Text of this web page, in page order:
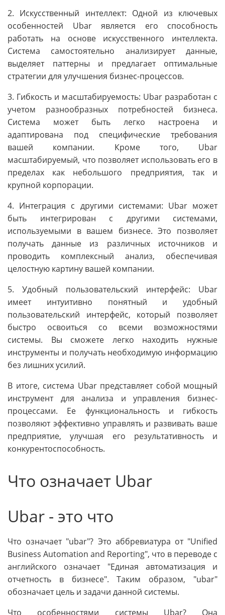
2. Искусственный интеллект: Одной из ключевых
особенностей Ubar является его способность
работать на основе искусственного интеллекта.
Система самостоятельно анализирует данные,
выделяет паттерны и предлагает оптимальные
стратегии для улучшения бизнес-процессов.
3. Гибкость и масштабируемость: Ubar разработан с
учетом разнообразных потребностей бизнеса.
Система может быть легко настроена и
адаптирована под специфические требования
вашей компании. Кроме того, Ubar
масштабируемый, что позволяет использовать его в
пределах как небольшого предприятия, так и
крупной корпорации.
4. Интеграция с другими системами: Ubar может
быть интегрирован с другими системами,
используемыми в вашем бизнесе. Это позволяет
получать данные из различных источников и
проводить комплексный анализ, обеспечивая
целостную картину вашей компании.
5. Удобный пользовательский интерфейс: Ubar
имеет интуитивно понятный и удобный
пользовательский интерфейс, который позволяет
быстро освоиться со всеми возможностями
системы. Вы сможете легко находить нужные
инструменты и получать необходимую информацию
без лишних усилий.
В итоге, система Ubar представляет собой мощный
инструмент для анализа и управления бизнес-
процессами. Ее функциональность и гибкость
позволяют эффективно управлять и развивать ваше
предприятие, улучшая его результативность и
конкурентоспособность.
Что означает Ubar
Ubar - это что
Что означает "ubar"? Это аббревиатура от "Unified
Business Automation and Reporting", что в переводе с
английского означает "Единая автоматизация и
отчетность в бизнесе". Таким образом, "ubar"
обозначает цель и задачи данной системы.
Что особенностями системы Ubar? Она